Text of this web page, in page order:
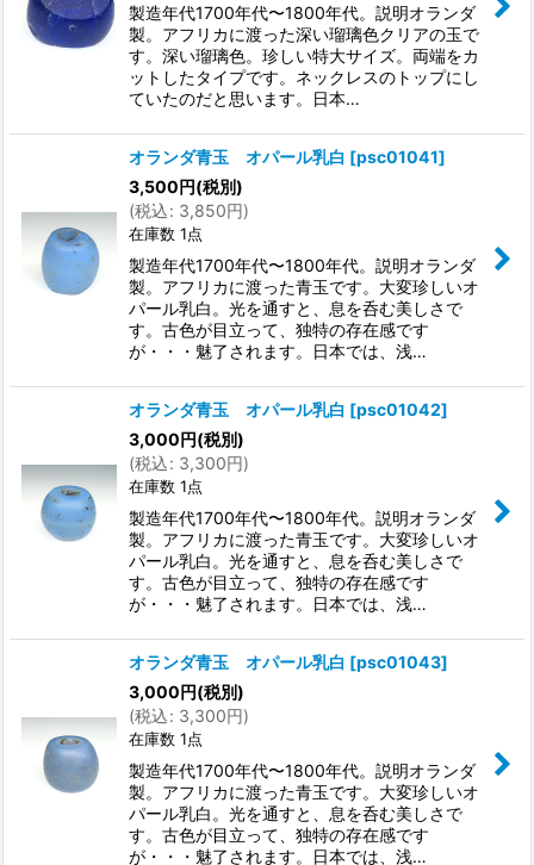
製造年代1700年代〜1800年代。説明オランダ
製。アフリカに渡った深い瑠璃色クリアの玉で
す。深い瑠璃色。珍しい特大サイズ。両端をカ
ットしたタイプです。ネックレスのトップにし
ていたのだと思います。日本…
オランダ青玉 オパール乳白 [psc01041]
3,500円(税別)
(税込: 3,850円)
在庫数 1点
製造年代1700年代〜1800年代。説明オランダ
製。アフリカに渡った青玉です。大変珍しいオ
パール乳白。光を通すと、息を呑む美しさで
す。古色が目立って、独特の存在感です
が・・・魅了されます。日本では、浅…
オランダ青玉 オパール乳白 [psc01042]
3,000円(税別)
(税込: 3,300円)
在庫数 1点
製造年代1700年代〜1800年代。説明オランダ
製。アフリカに渡った青玉です。大変珍しいオ
パール乳白。光を通すと、息を呑む美しさで
す。古色が目立って、独特の存在感です
が・・・魅了されます。日本では、浅…
オランダ青玉 オパール乳白 [psc01043]
3,000円(税別)
(税込: 3,300円)
在庫数 1点
製造年代1700年代〜1800年代。説明オランダ
製。アフリカに渡った青玉です。大変珍しいオ
パール乳白。光を通すと、息を呑む美しさで
す。古色が目立って、独特の存在感です
が・・・魅了されます。日本では、浅…